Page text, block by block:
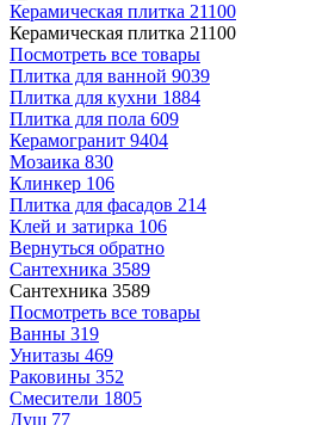
Керамическая плитка 21100
Керамическая плитка 21100
Посмотреть все товары
Плитка для ванной 9039
Плитка для кухни 1884
Плитка для пола 609
Керамогранит 9404
Мозаика 830
Клинкер 106
Плитка для фасадов 214
Клей и затирка 106
Вернуться обратно
Сантехника 3589
Сантехника 3589
Посмотреть все товары
Ванны 319
Унитазы 469
Раковины 352
Смесители 1805
Душ 77